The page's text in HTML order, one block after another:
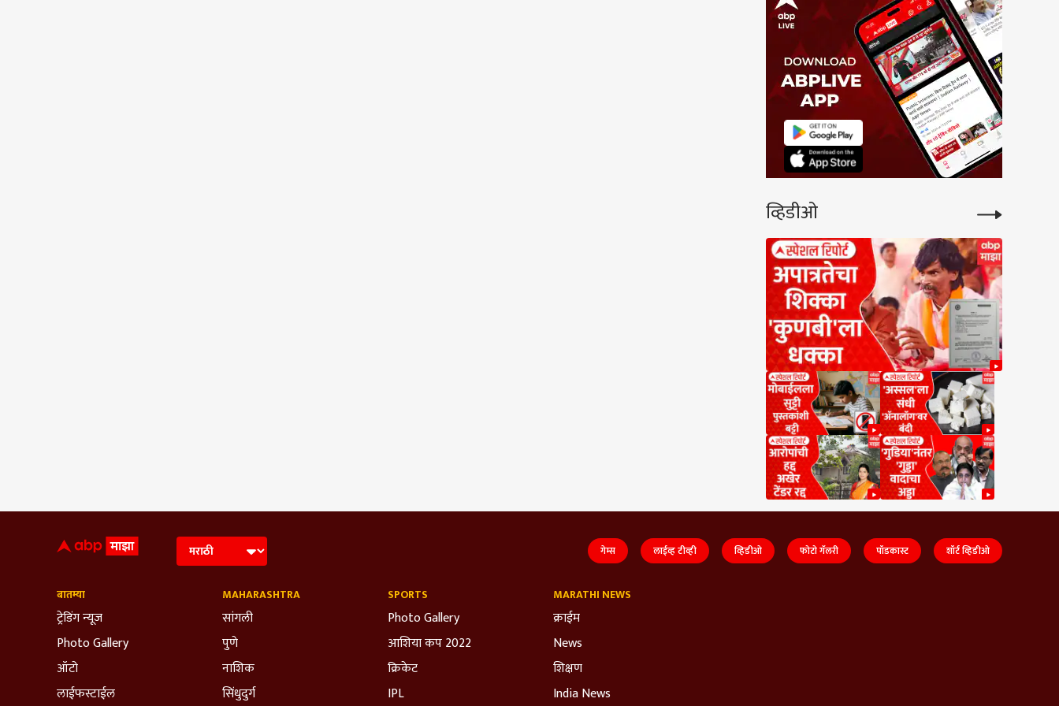
व्हिडीओ
गेम्स लाईव्ह टीव्ही व्हिडीओ फोटो गॅलरी पॉडकास्ट शॉर्ट व्हिडीओ
बातम्या
ट्रेडिंग न्यूज
Photo Gallery
ऑटो
लाईफस्टाईल
MAHARASHTRA
सांगली
पुणे
नाशिक
सिंधुदुर्ग
SPORTS
Photo Gallery
आशिया कप 2022
क्रिकेट
IPL
MARATHI NEWS
क्राईम
News
शिक्षण
India News